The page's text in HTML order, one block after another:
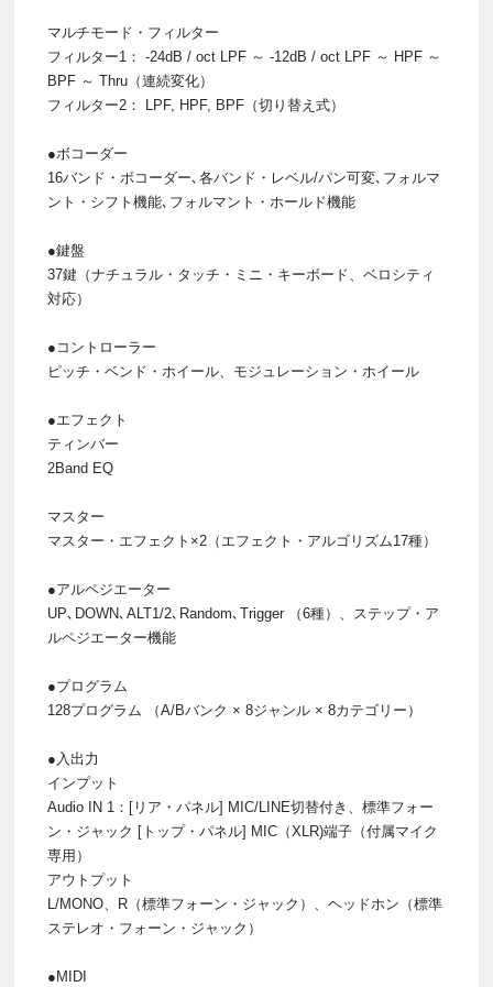
マルチモード・フィルター
フィルター1： -24dB / oct LPF ～ -12dB / oct LPF ～ HPF ～
BPF ～ Thru（連続変化）
フィルター2： LPF, HPF, BPF（切り替え式）
●ボコーダー
16バンド・ボコーダー､各バンド・レベル/パン可変､フォルマ
ント・シフト機能､フォルマント・ホールド機能
●鍵盤
37鍵（ナチュラル・タッチ・ミニ・キーボード、ベロシティ
対応）
●コントローラー
ピッチ・ベンド・ホイール、モジュレーション・ホイール
●エフェクト
ティンバー
2Band EQ
マスター
マスター・エフェクト×2（エフェクト・アルゴリズム17種）
●アルペジエーター
UP､DOWN､ALT1/2､Random､Trigger （6種）、ステップ・ア
ルペジエーター機能
●プログラム
128プログラム （A/Bバンク × 8ジャンル × 8カテゴリー）
●入出力
インプット
Audio IN 1：[リア・パネル] MIC/LINE切替付き、標準フォー
ン・ジャック [トップ・パネル] MIC（XLR)端子（付属マイク
専用）
アウトプット
L/MONO、R（標準フォーン・ジャック）、ヘッドホン（標準
ステレオ・フォーン・ジャック）
●MIDI